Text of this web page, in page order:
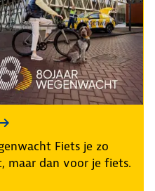
Fiets je zo
maar dan voor je fiets.